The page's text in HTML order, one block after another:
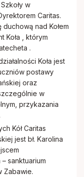
w
Caritas.
nad Kołem
Koła , którym
.
Koła jest
postawy
oraz
w
przykazania
Kół Caritas
jest bł. Karolina
sanktuarium
Zabawie.